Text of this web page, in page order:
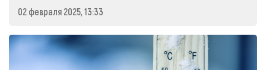
02 февраля 2025, 13:33